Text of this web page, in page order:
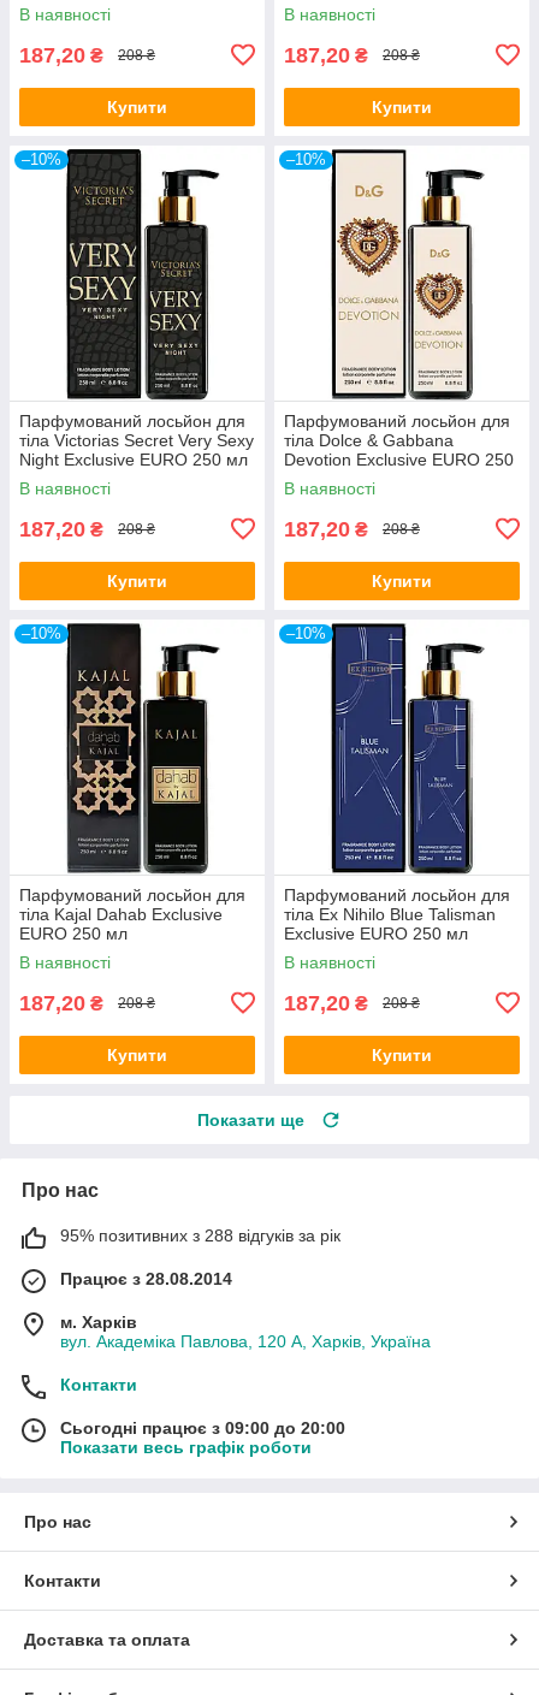
250 мл
В наявності
187,20 ₴ 208 ₴
Купити
Exclusive EURO 250 мл
В наявності
187,20 ₴ 208 ₴
Купити
–10%
Парфумований лосьйон для
тіла Victorias Secret Very Sexy
Night Exclusive EURO 250 мл
В наявності
187,20 ₴ 208 ₴
Купити
–10%
Парфумований лосьйон для
тіла Dolce & Gabbana
Devotion Exclusive EURO 250
мл
В наявності
187,20 ₴ 208 ₴
Купити
–10%
Парфумований лосьйон для
тіла Kajal Dahab Exclusive
EURO 250 мл
В наявності
187,20 ₴ 208 ₴
Купити
–10%
Парфумований лосьйон для
тіла Ex Nihilo Blue Talisman
Exclusive EURO 250 мл
В наявності
187,20 ₴ 208 ₴
Купити
Показати ще
Про нас
95% позитивних з 288 відгуків за рік
Працює з 28.08.2014
м. Харків
вул. Академіка Павлова, 120 А, Харків, Україна
Контакти
Сьогодні працює з 09:00 до 20:00
Показати весь графік роботи
Про нас
Контакти
Доставка та оплата